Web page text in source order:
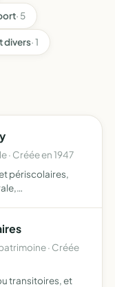
· 5
divers· 1
· Créée en 1947
périscolaires,
· Créée
transitoires, et